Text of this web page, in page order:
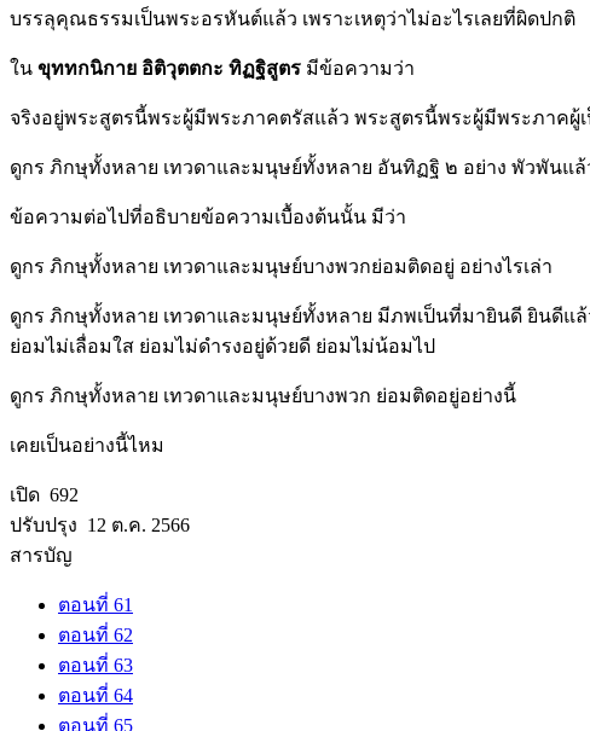
บรรลุคุณธรรมเป็นพระอรหันต์แล้ว เพราะเหตุว่าไม่อะไรเลยที่ผิดปกติ
ใน ขุททกนิกาย อิติวุตตกะ ทิฏฐิสูตร มีข้อความว่า
จริงอยู่พระสูตรนี้พระผู้มีพระภาคตรัสแล้ว พระสูตรนี้พระผู้มีพระภาคผู้
ดูกร ภิกษุทั้งหลาย เทวดาและมนุษย์ทั้งหลาย อันทิฏฐิ ๒ อย่าง พัวพันแ
ข้อความต่อไปที่อธิบายข้อความเบื้องต้นนั้น มีว่า
ดูกร ภิกษุทั้งหลาย เทวดาและมนุษย์บางพวกย่อมติดอยู่ อย่างไรเล่า
ดูกร ภิกษุทั้งหลาย เทวดาและมนุษย์ทั้งหลาย มีภพเป็นที่มายินดี ยินดีแ
ย่อมไม่เลื่อมใส ย่อมไม่ดำรงอยู่ด้วยดี ย่อมไม่น้อมไป
ดูกร ภิกษุทั้งหลาย เทวดาและมนุษย์บางพวก ย่อมติดอยู่อย่างนี้
เคยเป็นอย่างนี้ไหม
เปิด 692
ปรับปรุง 12 ต.ค. 2566
สารบัญ
ตอนที่ 61
ตอนที่ 62
ตอนที่ 63
ตอนที่ 64
ตอนที่ 65